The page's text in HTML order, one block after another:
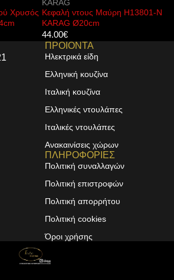
H13801-N
Καζανάκι εντοιχισμού
αναρτώμενες λεκάνες
ΠΡΟΙΟΝΤΑ
Ηλεκτρικά είδη
Ελληνική κουζίνα
Ιταλική κουζίνα
Ελληνικές ντουλάπες
Ιταλικές ντουλάπες
Ανακαινίσεις χώρων
ΠΛΗΡΟΦΟΡΙΕΣ
Πολιτική συναλλαγών
Πολιτική επιστροφών
Πολιτική απορρήτου
Πολιτική cookies
Όροι χρήσης
by